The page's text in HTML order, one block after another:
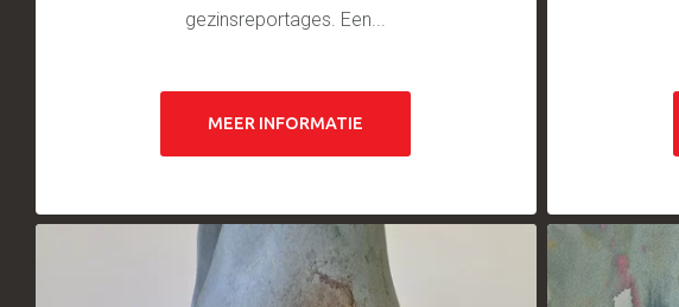
gezinsreportages. Een...
MEER INFORMATIE